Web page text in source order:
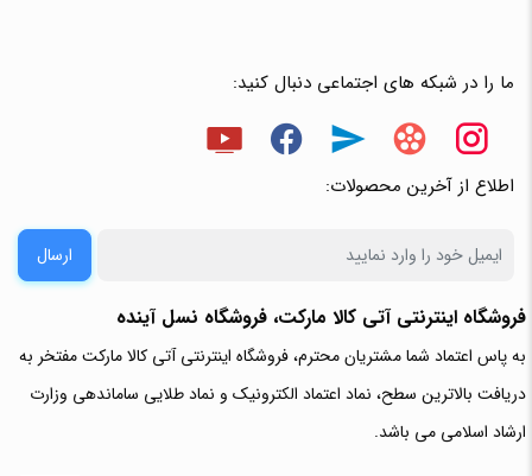
ما را در شبکه های اجتماعی دنبال کنید:
اطلاع از آخرین محصولات:
ارسال
فروشگاه اینترنتی آتی‌ کالا مارکت، فروشگاه نسل آینده
به پاس اعتماد شما مشتریان محترم، فروشگاه اینترنتی آتی کالا مارکت مفتخر به
دریافت بالاترین سطح، نماد اعتماد الکترونیک و نماد طلایی ساماندهی وزارت
ارشاد اسلامی می باشد.